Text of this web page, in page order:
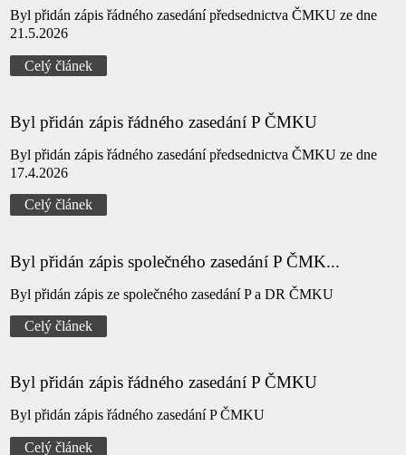
Byl přidán zápis řádného zasedání předsednictva ČMKU ze dne
21.5.2026
Celý článek
Byl přidán zápis řádného zasedání P ČMKU
Byl přidán zápis řádného zasedání předsednictva ČMKU ze dne
17.4.2026
Celý článek
Byl přidán zápis společného zasedání P ČMK...
Byl přidán zápis ze společného zasedání P a DR ČMKU
Celý článek
Byl přidán zápis řádného zasedání P ČMKU
Byl přidán zápis řádného zasedání P ČMKU
Celý článek